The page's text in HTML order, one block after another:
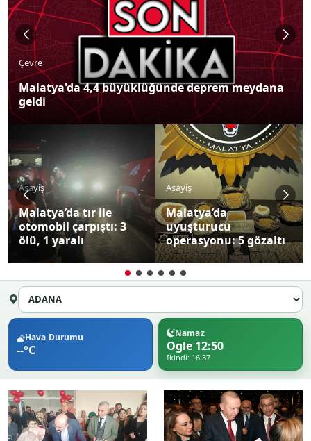
Çevre
Malatya'da 4,4 büyüklüğünde deprem meydana
geldi
Asayiş
Malatya’da tır ile
otomobil çarpıştı: 3
ölü, 1 yaralı
Asayiş
Malatya’da
uyuşturucu
operasyonu: 5 gözaltı
Hava Durumu
--°C
Namaz
Ogle 12:50
Ikindi: 16:37